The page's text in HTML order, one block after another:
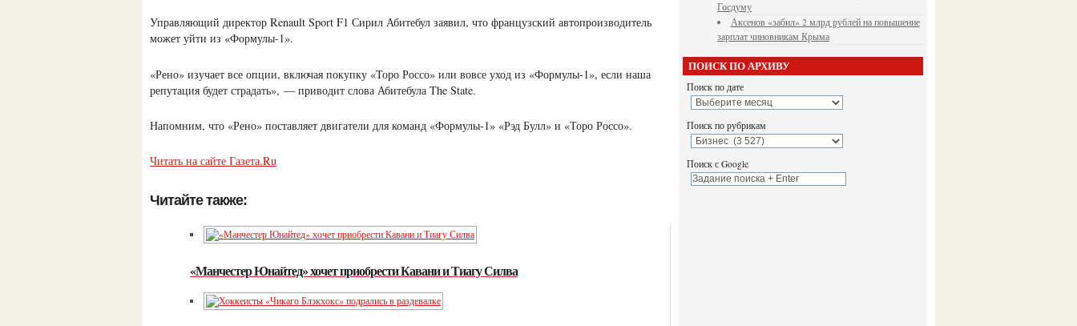
Управляющий директор Renault Sport F1 Сирил Абитебул заявил, что французский автопроизводитель
может уйти из «Формулы-1».
«Рено» изучает все опции, включая покупку «Торо Россо» или вовсе уход из «Формулы-1», если наша
репутация будет страдать», — приводит слова Абитебула The State.
Напомним, что «Рено» поставляет двигатели для команд «Формулы-1» «Рэд Булл» и «Торо Россо».
Читать на сайте Газета.Ru
Читайте также:
«Манчестер Юнайтед» хочет приобрести Кавани и Тиагу Силва
Госдуму
Аксенов «забил» 2 млрд рублей на повышение
зарплат чиновникам Крыма
ПОИСК ПО АРХИВУ
Поиск по дате
Поиск по рубрикам
Поиск с Google